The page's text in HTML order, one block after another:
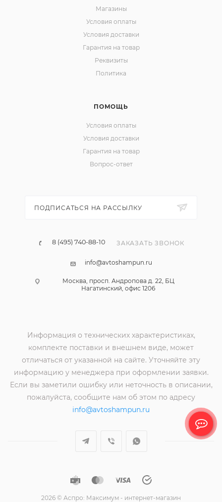
Магазины
Условия оплаты
Условия доставки
Гарантия на товар
Реквизиты
Политика
ПОМОЩЬ
Условия оплаты
Условия доставки
Гарантия на товар
Вопрос-ответ
ПОДПИСАТЬСЯ НА РАССЫЛКУ
8 (495) 740-88-10 ЗАКАЗАТЬ ЗВОНОК
info@avtoshampun.ru
Москва, просп. Андропова д. 22, БЦ
Нагатинский, офис 1206
Информация о технических характеристиках,
комплекте поставки и внешнем виде, может
отличаться от указанной на сайте. Уточняйте эту
информацию у менеджера при оформлении заявки.
Если вы заметили ошибку или неточность в описании,
пожалуйста, сообщите нам об этом по адресу
info@avtoshampun.ru
2026 © Аспро: Максимум - интернет-магазин